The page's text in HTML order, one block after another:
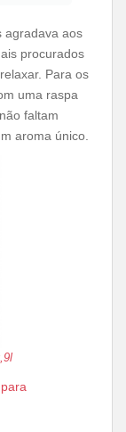
agradava aos
procurados
Para os
uma raspa
faltam
aroma único.